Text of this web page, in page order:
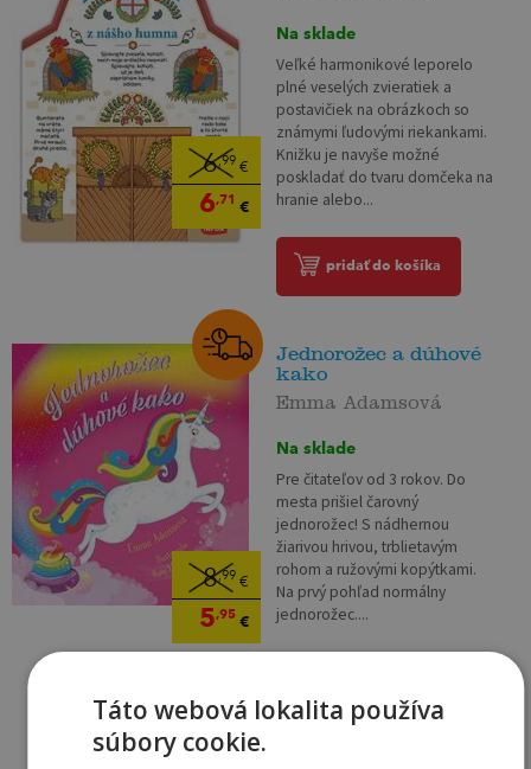
6,99 €
6,71 €
Na sklade
Veľké harmonikové leporelo
plné veselých zvieratiek a
postavičiek na obrázkoch so
známymi ľudovými riekankami.
Knižku je navyše možné
poskladať do tvaru domčeka na
hranie alebo...
pridať do košíka
8,99 €
5,95€
Jednorožec a dúhové
kako
Emma Adamsová
Na sklade
Pre čitateľov od 3 rokov. Do
mesta prišiel čarovný
jednorožec! S nádhernou
žiarivou hrivou, trblietavým
rohom a ružovými kopýtkami.
Na prvý pohľad normálny
jednorožec....
Táto webová lokalita používa
súbory cookie.